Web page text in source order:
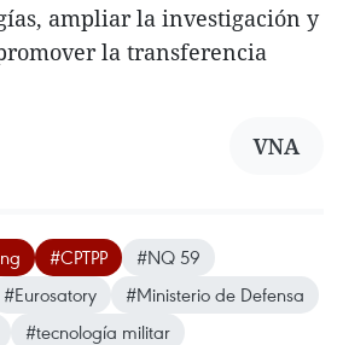
ampliar la investigación y
la transferencia
VNA
#CPTPP
#NQ 59
#Eurosatory
#Ministerio de Defensa
#tecnología militar